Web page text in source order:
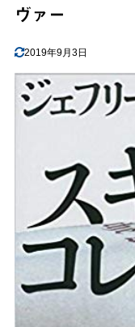
ヴァー
2019年9月3日